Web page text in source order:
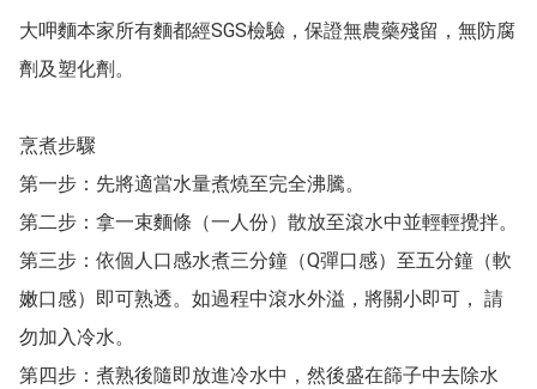
大呷麵本家所有麵都經SGS檢驗，保證無農藥殘留，無防腐
劑及塑化劑。
烹煮步驟
第一步：先將適當水量煮燒至完全沸騰。
第二步：拿一束麵條（一人份）散放至滾水中並輕輕攪拌。
第三步：依個人口感水煮三分鐘（Q彈口感）至五分鐘（軟
嫩口感）即可熟透。如過程中滾水外溢，將關小即可， 請
勿加入冷水。
第四步：煮熟後隨即放進冷水中，然後盛在篩子中去除水